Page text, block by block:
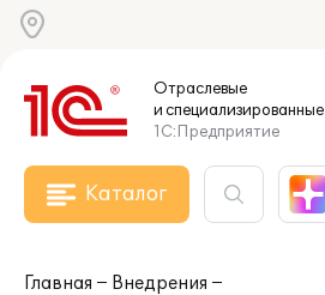
Отраслевые
и специализированные
1С:Предприятие
Каталог
Главная
Внедрения